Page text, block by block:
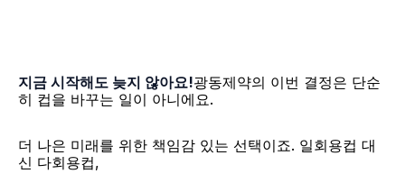
지금 시작해도 늦지 않아요!광동제약의 이번 결정은 단순
히 컵을 바꾸는 일이 아니에요.
더 나은 미래를 위한 책임감 있는 선택이죠. 일회용컵 대
신 다회용컵,